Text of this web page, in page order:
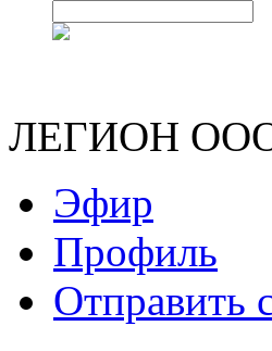
ЛЕГИОН
Эфир
Профиль
Отправить